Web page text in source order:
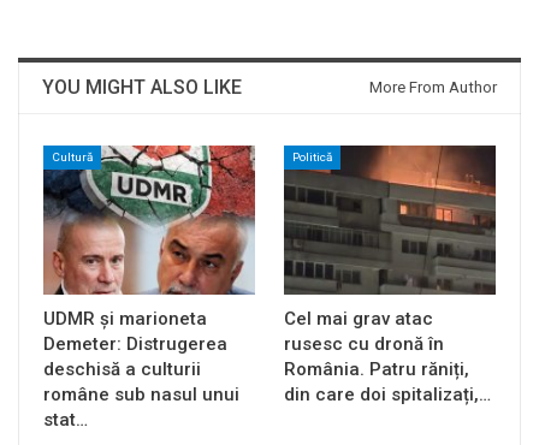
YOU MIGHT ALSO LIKE More From Author
Cultură
UDMR și marioneta
Demeter: Distrugerea
deschisă a culturii
române sub nasul unui
stat…
Politică
Cel mai grav atac
rusesc cu dronă în
România. Patru răniți,
din care doi spitalizați,…